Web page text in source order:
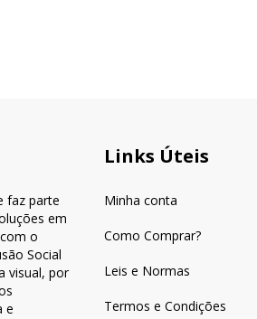
faz parte
em
o
Social
visual, por
e
Links Úteis
Minha conta
Como Comprar?
Leis e Normas
Termos e Condições